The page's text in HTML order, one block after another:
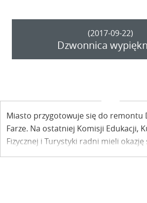
(2017-09-22)
Dzwonnica
Miasto przygotowuje się do remontu
Farze. Na ostatniej Komisji Edukacji,
Fizycznej i Turystyki radni mieli okazję
projektantem opracowującym